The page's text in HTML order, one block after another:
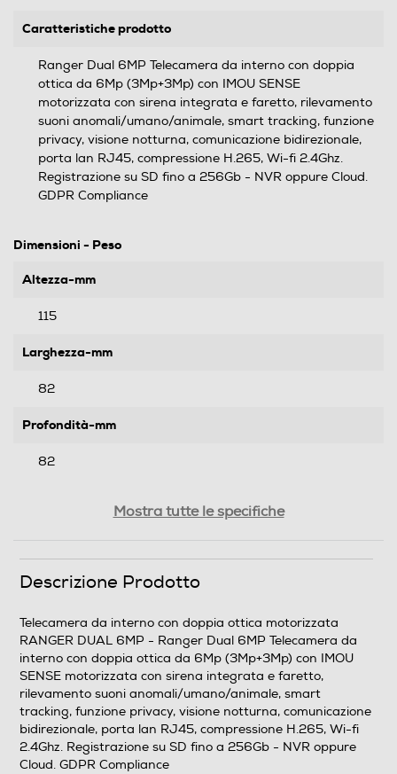
Caratteristiche prodotto
Ranger Dual 6MP Telecamera da interno con doppia
ottica da 6Mp (3Mp+3Mp) con IMOU SENSE
motorizzata con sirena integrata e faretto, rilevamento
suoni anomali/umano/animale, smart tracking, funzione
privacy, visione notturna, comunicazione bidirezionale,
porta lan RJ45, compressione H.265, Wi-fi 2.4Ghz.
Registrazione su SD fino a 256Gb - NVR oppure Cloud.
GDPR Compliance
Dimensioni - Peso
Altezza-mm
115
Larghezza-mm
82
Profondità-mm
82
Informazioni sulla sicurezza del prodotto
Clicca qui
Mostra tutte le specifiche
Descrizione Prodotto
Telecamera da interno con doppia ottica motorizzata
RANGER DUAL 6MP - Ranger Dual 6MP Telecamera da
interno con doppia ottica da 6Mp (3Mp+3Mp) con IMOU
SENSE motorizzata con sirena integrata e faretto,
rilevamento suoni anomali/umano/animale, smart
tracking, funzione privacy, visione notturna, comunicazione
bidirezionale, porta lan RJ45, compressione H.265, Wi-fi
2.4Ghz. Registrazione su SD fino a 256Gb - NVR oppure
Cloud. GDPR Compliance